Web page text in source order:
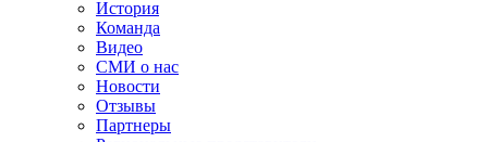
История
Команда
Видео
СМИ о нас
Новости
Отзывы
Партнеры